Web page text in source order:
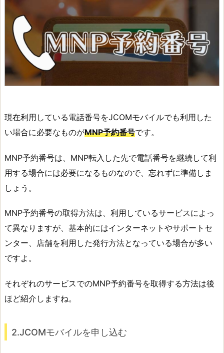
現在利用している電話番号をJCOMモバイルでも利用した
い場合に必要なものがMNP予約番号です。
MNP予約番号は、MNP転入した先で電話番号を継続して利
用する場合には必要になるものなので、忘れずに準備しま
しょう。
MNP予約番号の取得方法は、利用しているサービスによっ
て異なりますが、基本的にはインターネットやサポートセ
ンター、店舗を利用した発行方法となっている場合が多い
ですよ。
それぞれのサービスでのMNP予約番号を取得する方法は後
ほど紹介しますね。
2.JCOMモバイルを申し込む